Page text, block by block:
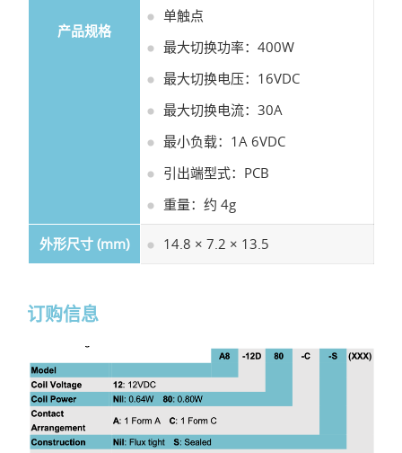
产品规格
单触点
最大切换功率：400W
最大切换电压：16VDC
最大切换电流：30A
最小负载：1A 6VDC
引出端型式：PCB
重量：约 4g
外形尺寸 (mm) 14.8 × 7.2 × 13.5
订购信息